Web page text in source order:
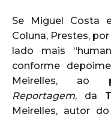
Se Miguel Costa
Coluna, Prestes,
lado mais
conforme
Meirelles, ao
Reportagem, da
Meirelles, autor